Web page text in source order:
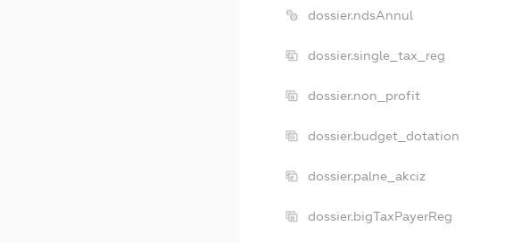
dossier.ndsAnnul
dossier.single_tax_reg
dossier.non_profit
dossier.budget_dotation
dossier.palne_akciz
dossier.bigTaxPayerReg